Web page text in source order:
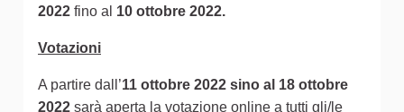
2022 fino al 10 ottobre 2022.
Votazioni
A partire dall’11 ottobre 2022 sino al 18 ottobre
2022 sarà aperta la votazione online a tutti gli/le